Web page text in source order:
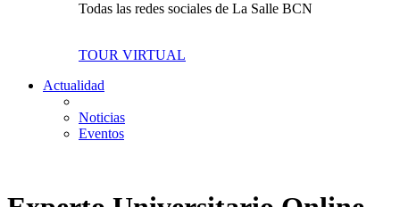
Todas las redes sociales de La Salle BCN
TOUR VIRTUAL
Actualidad
Noticias
Eventos